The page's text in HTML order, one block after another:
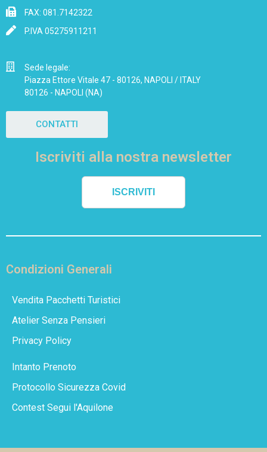
FAX: 081.7142322
P.IVA 05275911211
Sede legale:
Piazza Ettore Vitale 47 - 80126, NAPOLI / ITALY
80126 - NAPOLI (NA)
CONTATTI
Iscriviti alla nostra newsletter
ISCRIVITI
Condizioni Generali
Vendita Pacchetti Turistici
Atelier Senza Pensieri
Privacy Policy
Intanto Prenoto
Protocollo Sicurezza Covid
Contest Segui l'Aquilone